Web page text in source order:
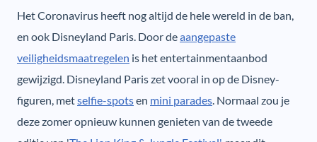
Het Coronavirus heeft nog altijd de hele wereld in de ban,
en ook Disneyland Paris. Door deaangepaste
veiligheidsmaatregelen is het entertainmentaanbod
gewijzigd. Disneyland Paris zet vooral in op de Disney-
figuren, metselfie-spotsen mini parades. Normaal zou je
deze zomer opnieuw kunnen genieten van de tweede